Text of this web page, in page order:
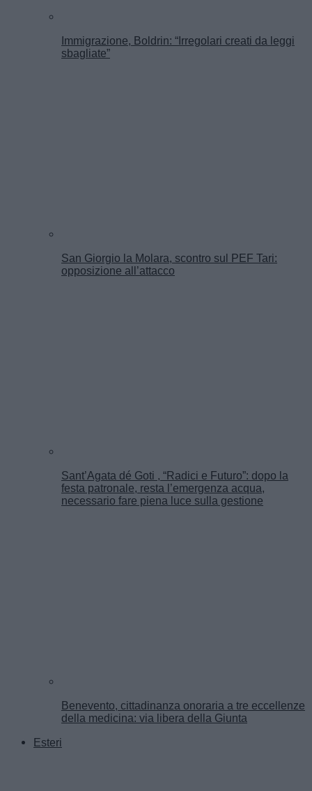
Immigrazione, Boldrin: “Irregolari creati da leggi
sbagliate”
San Giorgio la Molara, scontro sul PEF Tari:
opposizione all’attacco
Sant’Agata dé Goti , “Radici e Futuro”: dopo la
festa patronale, resta l’emergenza acqua,
necessario fare piena luce sulla gestione
Benevento, cittadinanza onoraria a tre eccellenze
della medicina: via libera della Giunta
Esteri